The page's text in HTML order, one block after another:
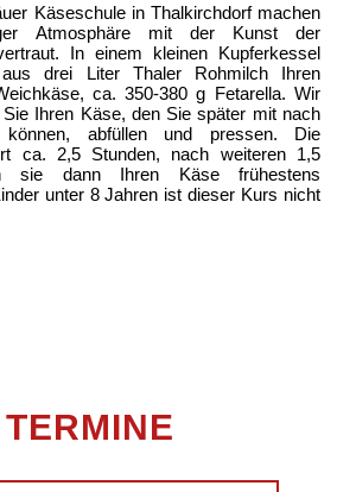
Käseschule in Thalkirchdorf machen
Atmosphäre mit der Kunst der
In einem kleinen Kupferkessel
drei Liter Thaler Rohmilch Ihren
ca. 350-380 g Fetarella. Wir
Ihren Käse, den Sie später mit nach
können, abfüllen und pressen. Die
ca. 2,5 Stunden, nach weiteren 1,5
sie dann Ihren Käse frühestens
unter 8 Jahren ist dieser Kurs nicht
TERMINE